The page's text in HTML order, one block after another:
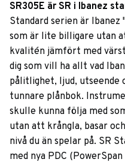
SR305E är SR i Ibanez
Standard serien är
som är lite billigare utan
kvalitén jämfört med
dig som vill ha allt vad
pålitlighet, ljud, utseende
tunnare plånbok.
skulle kunna följa med
utan att krångla, basar
nivå du än spelar på. SR
med nya PDC